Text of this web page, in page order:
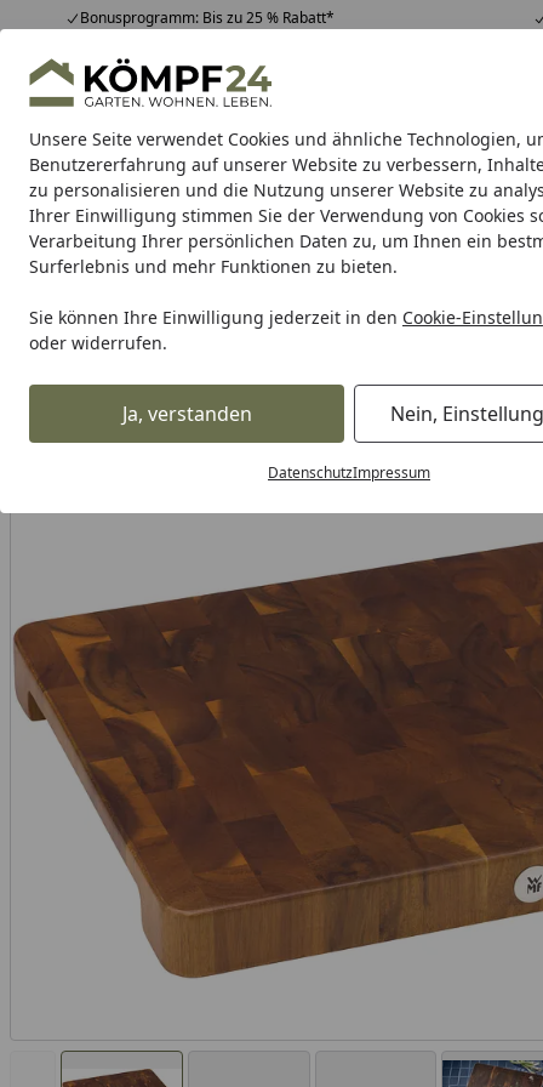
Unsere Seite verwendet Cookies und ähnliche Technologien,
Benutzererfahrung auf unserer Website zu verbessern,
zu personalisieren und die Nutzung unserer Website zu
Ihrer Einwilligung stimmen Sie der Verwendung von Cookies
Verarbeitung Ihrer persönlichen Daten zu, um Ihnen ein
Surferlebnis und mehr Funktionen zu bieten.
Sie können Ihre Einwilligung jederzeit in den Cookie-
oder widerrufen.
Ja, verstanden Nein,
DatenschutzImpressum
Bonusprogramm: Bis zu 25 % Rabatt*
Hotline07051 / 9 22 22
Mo-Fr. 8-16 Uhr 25.957 Bewertungen
Alle Produkte
Alle ProdukteHighlights Tipps & Tricks
Geschenke Geschenke zum Muttertag
Karibu Pools inkl.
Dein Traumpool im Sorglos-
Geschenke für besondere Anlässe Geschenke für